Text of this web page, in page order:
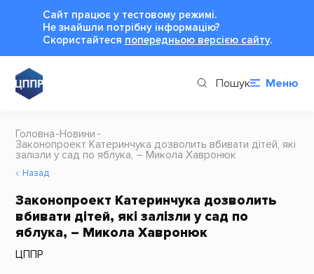
Сайт працює у тестовому режимі.
Не знайшли потрібну інформацію?
Cкористайтеся попередньою версією сайту.
Пошук Меню
Головна Новини
Законопроект Катеринчука дозволить вбивати дітей, які
залізли у сад по яблука, – Микола Хавронюк
Назад
Законопроект Катеринчука дозволить
вбивати дітей, які залізли у сад по
яблука, – Микола Хавронюк
ЦППР